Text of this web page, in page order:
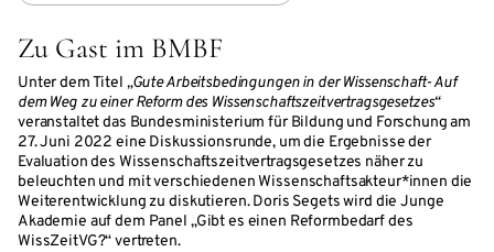
Zu Gast im BMBF
Unter dem Titel „Gute Arbeitsbedingungen in der Wissenschaft- Auf
dem Weg zu einer Reform des Wissenschaftszeitvertragsgesetzes“
veranstaltet das Bundesministerium für Bildung und Forschung am
27. Juni 2022 eine Diskussionsrunde, um die Ergebnisse der
Evaluation des Wissenschaftszeitvertragsgesetzes näher zu
beleuchten und mit verschiedenen Wissenschaftsakteur*innen die
Weiterentwicklung zu diskutieren. Doris Segets wird die Junge
Akademie auf dem Panel „Gibt es einen Reformbedarf des
WissZeitVG?“ vertreten.